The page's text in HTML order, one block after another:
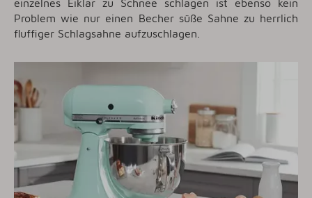
einzelnes Eiklar zu Schnee schlagen ist ebenso kein
Problem wie nur einen Becher süße Sahne zu herrlich
fluffiger Schlagsahne aufzuschlagen.